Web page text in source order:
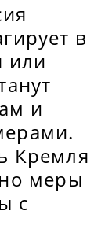
в
или
и
Кремля
меры
с